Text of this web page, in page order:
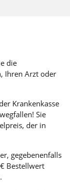
die
Ihren Arzt oder
Krankenkasse
Sie
der in
gegebenenfalls
Bestellwert